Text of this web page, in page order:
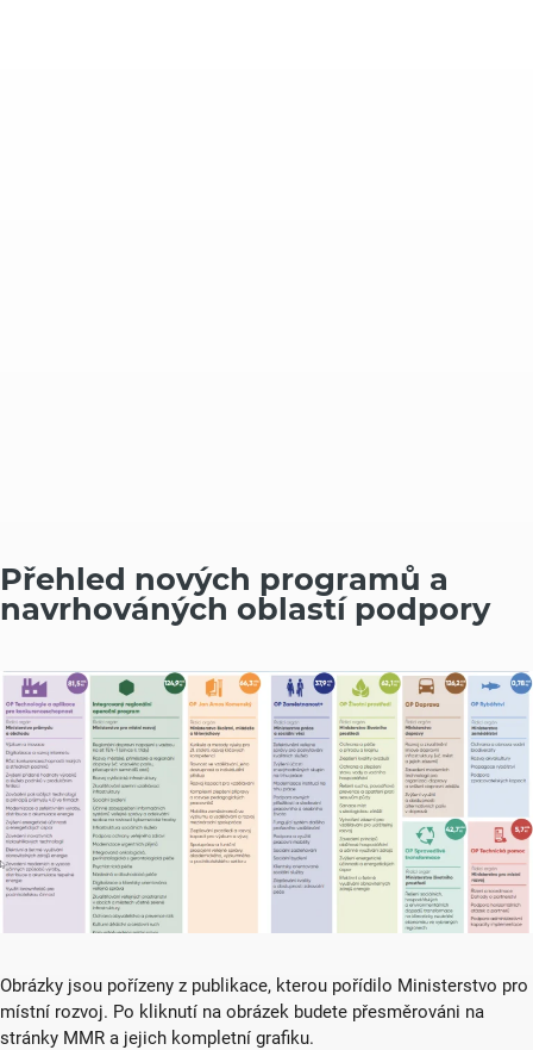
Přehled nových programů a
navrhováných oblastí podpory
Obrázky jsou pořízeny z publikace, kterou pořídilo Ministerstvo pro
místní rozvoj. Po kliknutí na obrázek budete přesměrováni na
stránky MMR a jejich kompletní grafiku.